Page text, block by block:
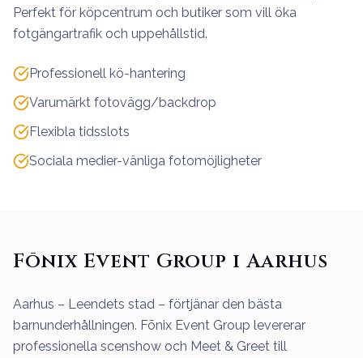
Perfekt för köpcentrum och butiker som vill öka
fotgängartrafik och uppehållstid.
Professionell kö-hantering
Varumärkt fotovägg/backdrop
Flexibla tidsslots
Sociala medier-vänliga fotomöjligheter
Fōnix Event Group i Aarhus
Aarhus – Leendets stad – förtjänar den bästa
barnunderhållningen. Fōnix Event Group levererar
professionella scenshow och Meet & Greet till